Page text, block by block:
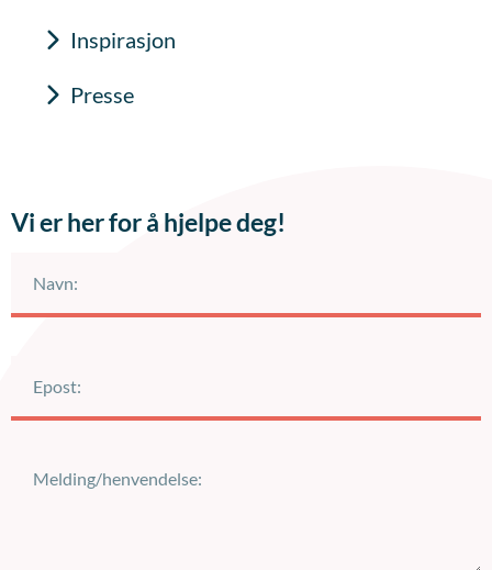
Inspirasjon
Presse
Vi er her for å hjelpe deg!